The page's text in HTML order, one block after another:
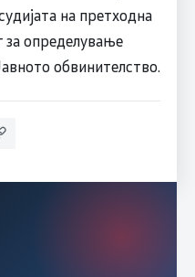
на претходна
за определување
обвинителство.